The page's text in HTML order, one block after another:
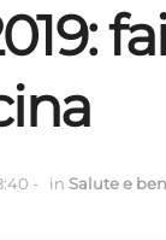
- in Salute e